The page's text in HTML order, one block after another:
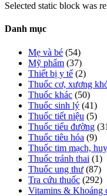
Selected static block was
Danh mục
Mẹ và bé (54)
Mỹ phẩm (37)
Thiết bị y tế (2)
Thuốc cơ, xương
Thuốc khác (50)
Thuốc sinh lý (41)
Thuốc tiết niệu (5)
Thuốc tiểu đường
Thuốc tiêu hóa (9)
Thuốc tim mạch,
Thuốc tránh thai (1)
Thuốc ung thư (87)
Tra cứu thuốc (292)
Vitamins & Khoáng